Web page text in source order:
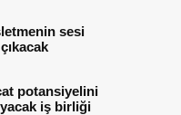
sesi
potansiyelini
iş birliği